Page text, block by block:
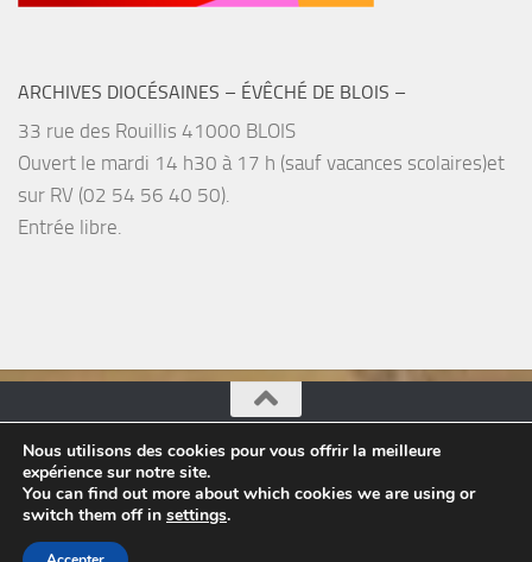
ARCHIVES DIOCÉSAINES – ÉVÊCHÉ DE BLOIS –
33 rue des Rouillis 41000 BLOIS
Ouvert le mardi 14 h30 à 17 h (sauf vacances scolaires)et
sur RV (02 54 56 40 50).
Entrée libre.
Pastorale du Tourisme, églises du Loir-et-Cher © 2026.
Tous droits réservés.
Fièrement propulsé par
Nous utilisons des cookies pour vous offrir la meilleure
expérience sur notre site.
You can find out more about which cookies we are using or
switch them off in settings.